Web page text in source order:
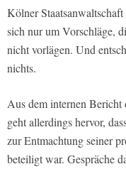
Kölner
sich nur um Vorschläge,
nicht vorlägen. Und
nichts.
Aus dem internen Bericht
geht allerdings hervor,
zur Entmachtung seiner
beteiligt war. Gespräche